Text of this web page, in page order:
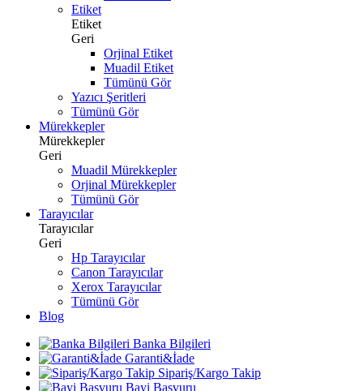
Etiket
Etiket
Geri
Orjinal Etiket
Muadil Etiket
Tümünü Gör
Yazıcı Şeritleri
Tümünü Gör
Mürekkepler
Mürekkepler
Geri
Muadil Mürekkepler
Orjinal Mürekkepler
Tümünü Gör
Tarayıcılar
Tarayıcılar
Geri
Hp Tarayıcılar
Canon Tarayıcılar
Xerox Tarayıcılar
Tümünü Gör
Blog
Banka Bilgileri
Garanti&İade
Sipariş/Kargo Takip
Bayi Başvuru